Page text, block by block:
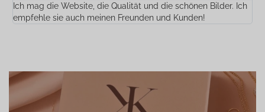
Ich mag die Website, die Qualität und die schönen Bilder. Ich
empfehle sie auch meinen Freunden und Kunden!